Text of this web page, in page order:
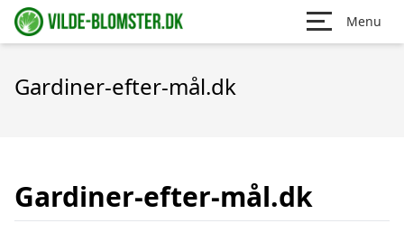
Menu
Gardiner-efter-mål.dk
Gardiner-efter-mål.dk